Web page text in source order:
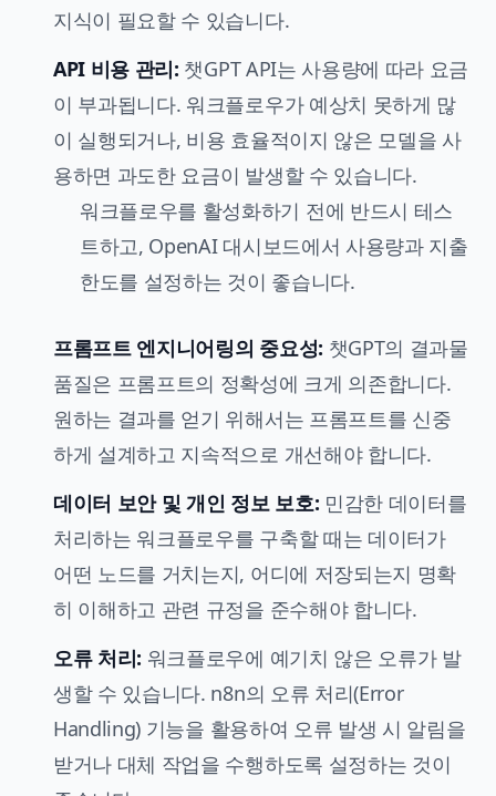
지식이 필요할 수 있습니다.
API 비용 관리: 챗GPT API는 사용량에 따라 요금
이 부과됩니다. 워크플로우가 예상치 못하게 많
이 실행되거나, 비용 효율적이지 않은 모델을 사
용하면 과도한 요금이 발생할 수 있습니다.
워크플로우를 활성화하기 전에 반드시 테스
트하고, OpenAI 대시보드에서 사용량과 지출
한도를 설정하는 것이 좋습니다.
프롬프트 엔지니어링의 중요성: 챗GPT의 결과물
품질은 프롬프트의 정확성에 크게 의존합니다.
원하는 결과를 얻기 위해서는 프롬프트를 신중
하게 설계하고 지속적으로 개선해야 합니다.
데이터 보안 및 개인 정보 보호: 민감한 데이터를
처리하는 워크플로우를 구축할 때는 데이터가
어떤 노드를 거치는지, 어디에 저장되는지 명확
히 이해하고 관련 규정을 준수해야 합니다.
오류 처리: 워크플로우에 예기치 않은 오류가 발
생할 수 있습니다. n8n의 오류 처리(Error
Handling) 기능을 활용하여 오류 발생 시 알림을
받거나 대체 작업을 수행하도록 설정하는 것이